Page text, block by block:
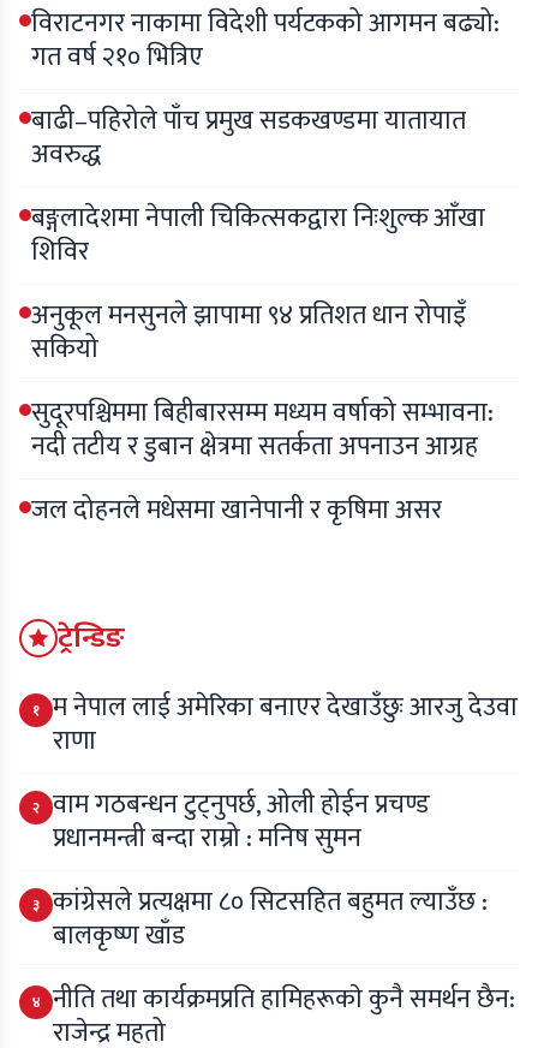
विराटनगर नाकामा विदेशी पर्यटकको आगमन बढ्यो:
गत वर्ष २१० भित्रिए
बाढी–पहिरोले पाँच प्रमुख सडकखण्डमा यातायात
अवरुद्ध
बङ्गलादेशमा नेपाली चिकित्सकद्वारा निःशुल्क आँखा
शिविर
अनुकूल मनसुनले झापामा ९४ प्रतिशत धान रोपाइँ
सकियो
सुदूरपश्चिममा बिहीबारसम्म मध्यम वर्षाको सम्भावना:
नदी तटीय र डुबान क्षेत्रमा सतर्कता अपनाउन आग्रह
जल दोहनले मधेसमा खानेपानी र कृषिमा असर
ट्रेन्डिङ
१ म नेपाल लाई अमेरिका बनाएर देखाउँछुः आरजु देउवा
राणा
२ वाम गठबन्धन टुट्नुपर्छ, ओली होईन प्रचण्ड
प्रधानमन्त्री बन्दा राम्रो : मनिष सुमन
३ कांग्रेसले प्रत्यक्षमा ८० सिटसहित बहुमत ल्याउँछ :
बालकृष्ण खाँड
४ नीति तथा कार्यक्रमप्रति हामिहरूकाे कुनै समर्थन छैन:
राजेन्द्र महतो